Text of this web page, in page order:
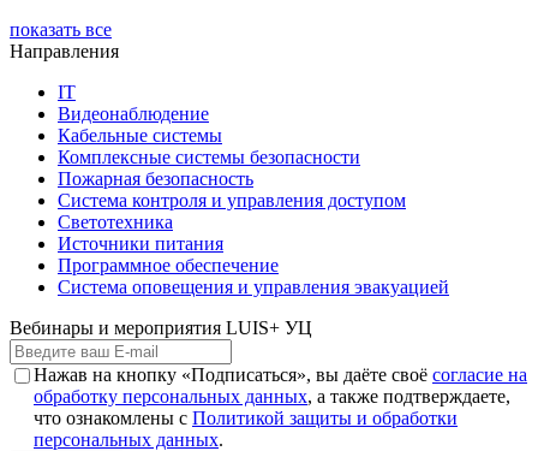
показать все
Направления
IT
Видеонаблюдение
Кабельные системы
Комплексные системы безопасности
Пожарная безопасность
Система контроля и управления доступом
Светотехника
Источники питания
Программное обеспечение
Система оповещения и управления эвакуацией
Вебинары и мероприятия LUIS+ УЦ
Нажав на кнопку «Подписаться», вы даёте своё согласие на
обработку персональных данных, а также подтверждаете,
что ознакомлены с Политикой защиты и обработки
персональных данных.